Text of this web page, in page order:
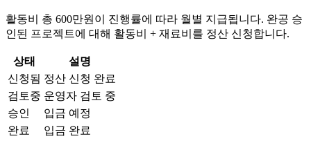
활동비 총 600만원이 진행률에 따라 월별 지급됩니다. 완공 승
인된 프로젝트에 대해 활동비 + 재료비를 정산 신청합니다.
상태
설명
신청됨 정산 신청 완료
검토중 운영자 검토 중
승인
입금 예정
완료
입금 완료